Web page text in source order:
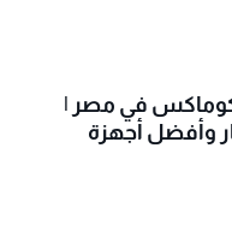
كوماكس في مصر |
وأفضل أجهزة